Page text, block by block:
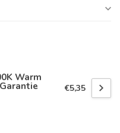
Warm
€5,35